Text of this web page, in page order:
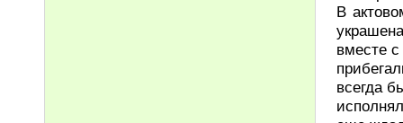
В
вместе
всегда